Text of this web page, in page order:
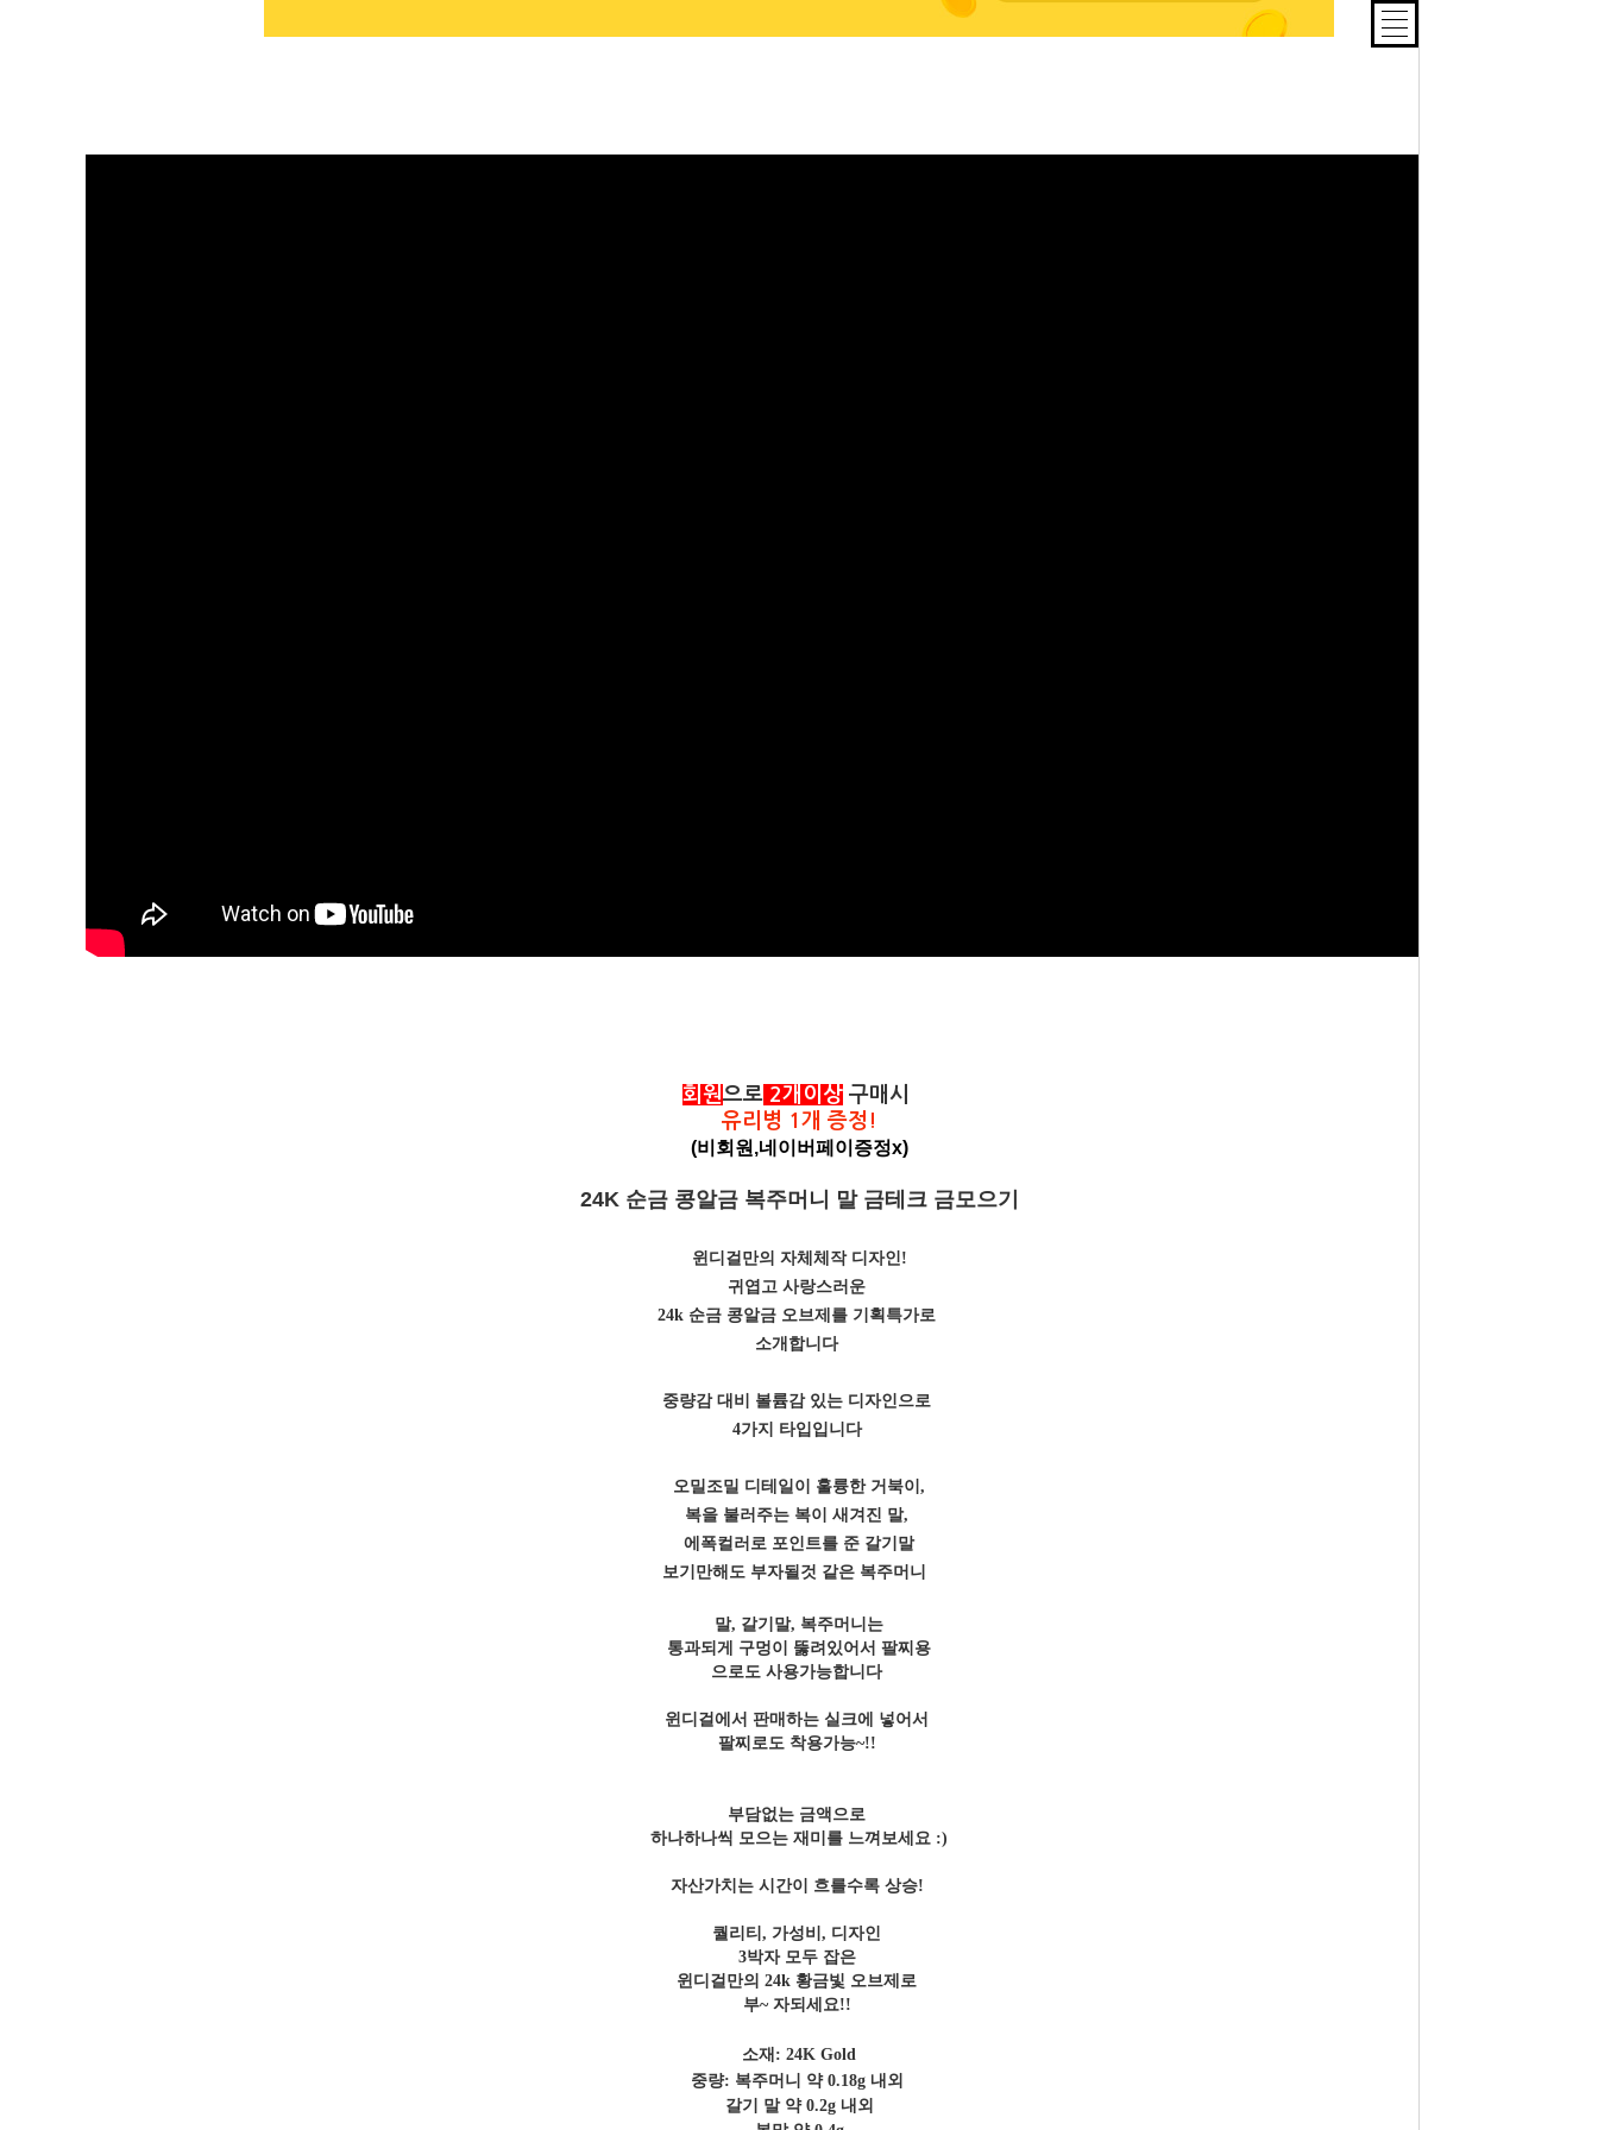
회원으로 2개이상 구매시
유리병 1개 증정!
(비회원,네이버페이증정x)
24K 순금 콩알금 복주머니 말 금테크 금모으기
윈디걸만의 자체체작 디자인!
귀엽고 사랑스러운
24k 순금 콩알금 오브제를 기획특가로
소개합니다
중량감 대비 볼륨감 있는 디자인으로
4가지 타입입니다
오밀조밀 디테일이 훌륭한 거북이,
복을 불러주는 복이 새겨진 말,
에폭컬러로 포인트를 준 갈기말
보기만해도 부자될것 같은 복주머니
말, 갈기말, 복주머니는
통과되게 구멍이 뚫려있어서 팔찌용
으로도 사용가능합니다
윈디걸에서 판매하는 실크에 넣어서
팔찌로도 착용가능~!!
부담없는 금액으로
하나하나씩 모으는 재미를 느껴보세요 :)
자산가치는 시간이 흐를수록 상승!
퀄리티, 가성비, 디자인
3박자 모두 잡은
윈디걸만의 24k 황금빛 오브제로
부~ 자되세요!!
소재: 24K Gold
중량: 복주머니 약 0.18g 내외
갈기 말 약 0.2g 내외